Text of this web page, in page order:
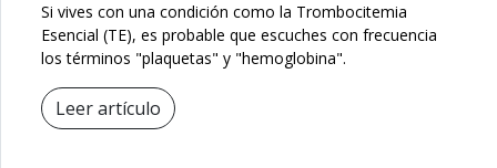
Si vives con una condición como la Trombocitemia
Esencial (TE), es probable que escuches con frecuencia
los términos "plaquetas" y "hemoglobina".
Leer artículo